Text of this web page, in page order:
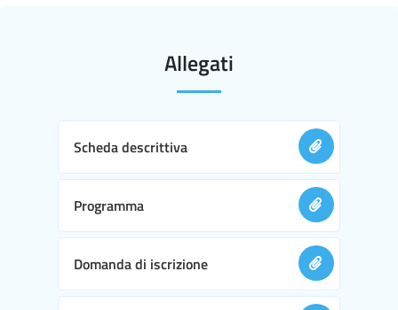
Allegati
Scheda descrittiva
Programma
Domanda di iscrizione